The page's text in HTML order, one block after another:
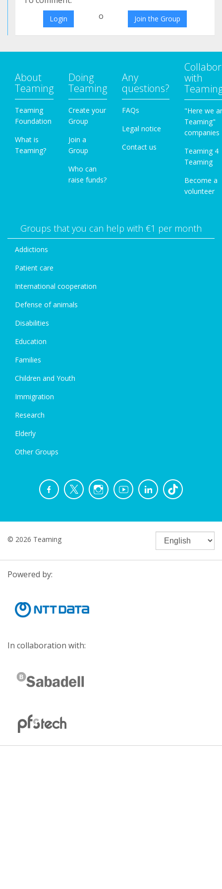
Login o Join the Group
About
Teaming
Teaming
Foundation
What is
Teaming?
Doing
Teaming
Create your
Group
Join a
Group
Who can
raise funds?
Any
questions?
FAQs
Legal notice
Contact us
with
"Here we
Teaming"
companies
Teaming 4
Teaming
Become a
volunteer
Groups that you can help with €1 per month
Addictions
Patient care
International cooperation
Defense of animals
Disabilities
Education
Families
Children and Youth
Immigration
Research
Elderly
Other Groups
© 2026 Teaming
Powered by:
In collaboration with: